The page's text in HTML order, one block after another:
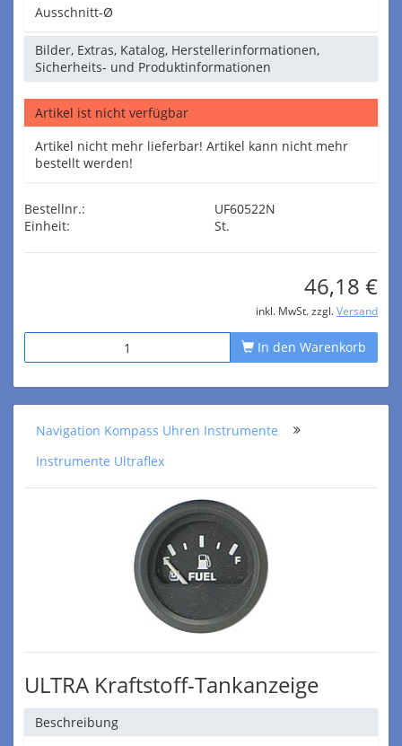
Ausschnitt-Ø
Bilder, Extras, Katalog, Herstellerinformationen,
Sicherheits- und Produktinformationen
Artikel ist nicht verfügbar
Artikel nicht mehr lieferbar! Artikel kann nicht mehr
bestellt werden!
Bestellnr.:
UF60522N
Einheit:
St.
46,18 €
inkl. MwSt. zzgl. Versand
In den Warenkorb
Navigation Kompass Uhren Instrumente
Instrumente Ultraflex
ULTRA Kraftstoff-Tankanzeige
Beschreibung